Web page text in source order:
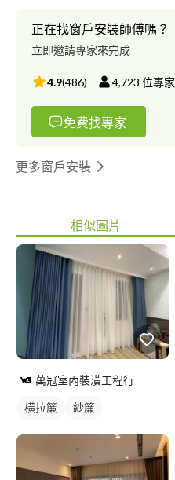
正在找窗戶安裝師傅嗎？
立即邀請專家來完成
4.9(486) 4,723 位專家
免費找專家
更多窗戶安裝
相似圖片
萬冠室內裝潢工程行
橫拉簾
紗簾